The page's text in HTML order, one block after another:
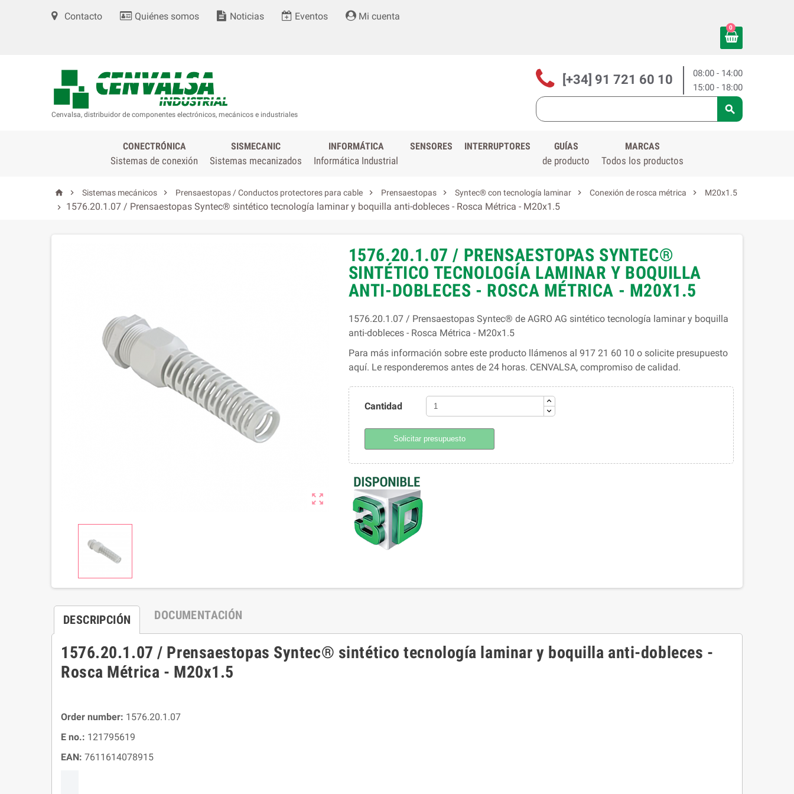
Contacto Quiénes somos Noticias Eventos Mi cuenta
0
Cenvalsa, distribuidor de componentes electrónicos, mecánicos e industriales
08:00 - 14:00
15:00 - 18:00
[+34] 91 721 60 10

CONECTRÓNICA
Sistemas de conexión
SISMECANIC
Sistemas mecanizados
INFORMÁTICA
Informática Industrial
SENSORES INTERRUPTORES GUÍAS
de producto
MARCAS
Todos los productos
  Sistemas mecánicos  Prensaestopas / Conductos protectores para cable  Prensaestopas  Syntec® con tecnología laminar  Conexión de rosca métrica 
M20x1.5

1576.20.1.07 / Prensaestopas Syntec® sintético tecnología laminar y boquilla anti-dobleces - Rosca Métrica - M20x1.5

1576.20.1.07 / PRENSAESTOPAS SYNTEC®
SINTÉTICO TECNOLOGÍA LAMINAR Y BOQUILLA
ANTI-DOBLECES - ROSCA MÉTRICA - M20X1.5
1576.20.1.07 / Prensaestopas Syntec® de AGRO AG sintético tecnología laminar y boquilla
anti-dobleces - Rosca Métrica - M20x1.5
Para más información sobre este producto llámenos al 917 21 60 10 o solicite presupuesto
aquí. Le responderemos antes de 24 horas. CENVALSA, compromiso de calidad.
Cantidad
Solicitar presupuesto
DESCRIPCIÓN DOCUMENTACIÓN
1576.20.1.07 / Prensaestopas Syntec® sintético tecnología laminar y boquilla anti-dobleces -
Rosca Métrica - M20x1.5
Order number: 1576.20.1.07
E no.: 121795619
EAN: 7611614078915